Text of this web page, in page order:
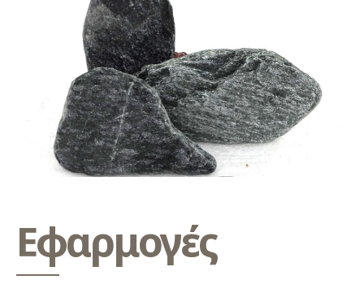
Εφαρμογές